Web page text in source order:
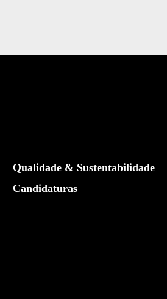
Qualidade & Sustentabilidade
Candidaturas